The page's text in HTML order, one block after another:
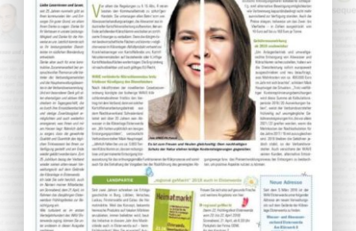
Wissenswertes
Kundenservice
Satzungen
SUCHE
NACH: